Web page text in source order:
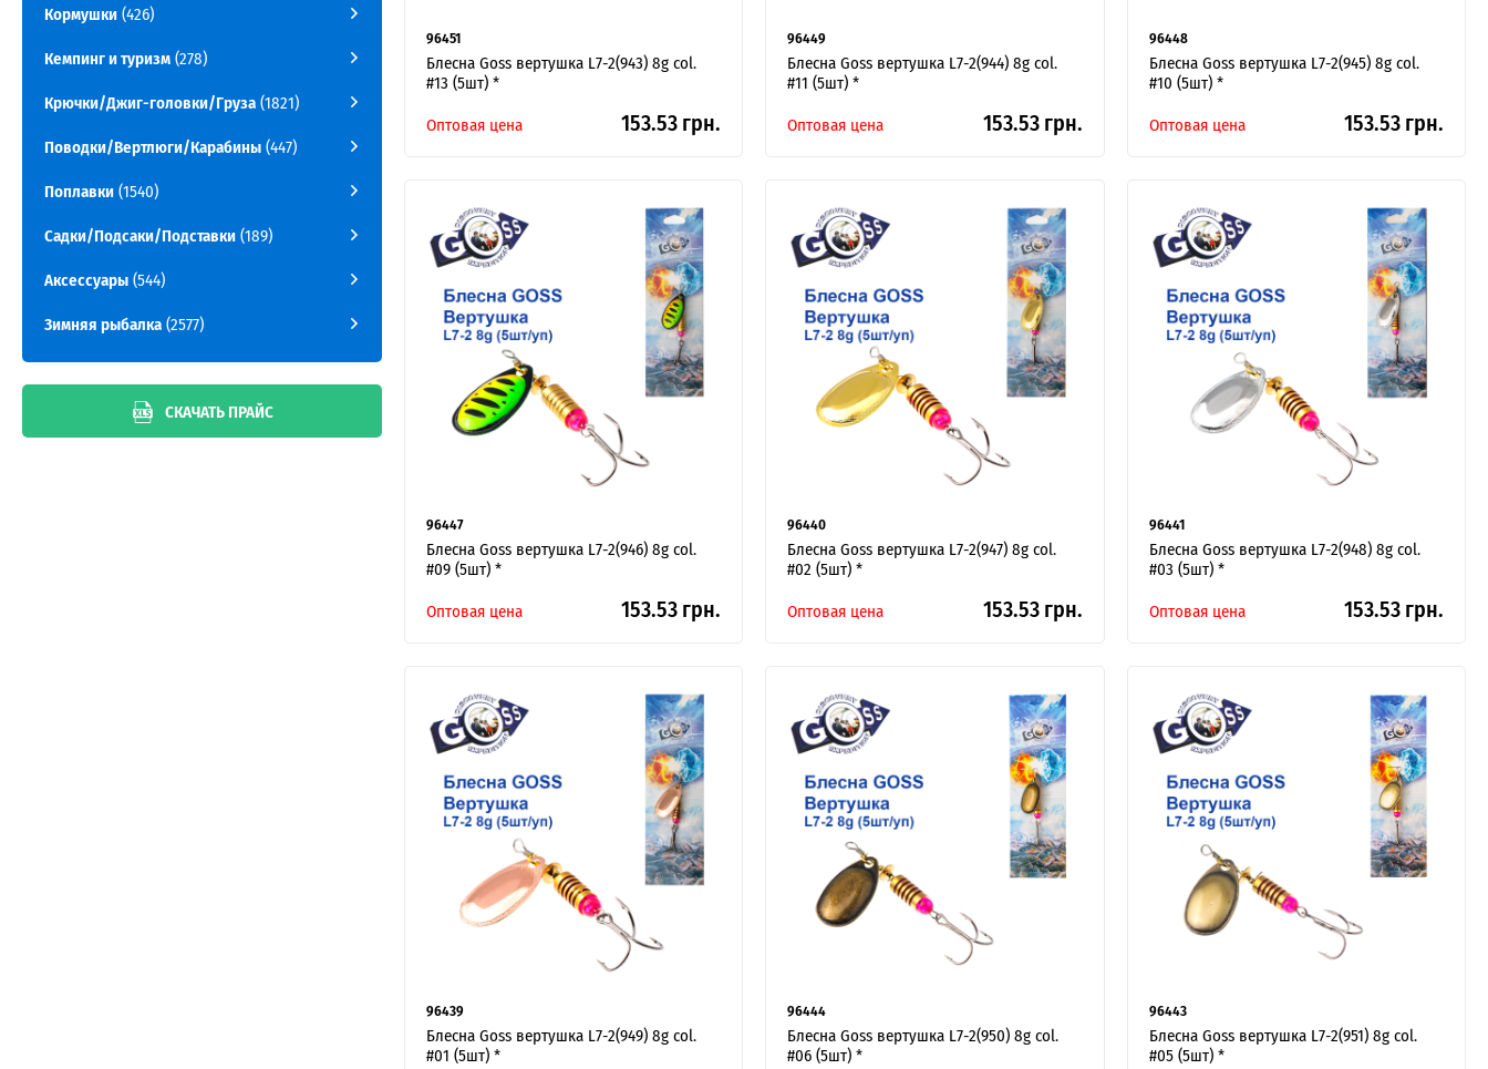
96451
Блесна Goss вертушка L7-2(943) 8g col.
#13 (5шт) *
Оптовая цена
153.53 грн.
96449
Блесна Goss вертушка L7-2(944) 8g col.
#11 (5шт) *
Оптовая цена
153.53 грн.
96448
Блесна Goss вертушка L7-2(945) 8g col.
#10 (5шт) *
Оптовая цена
153.53 грн.
96447
Блесна Goss вертушка L7-2(946) 8g col.
#09 (5шт) *
Оптовая цена
153.53 грн.
96440
Блесна Goss вертушка L7-2(947) 8g col.
#02 (5шт) *
Оптовая цена
153.53 грн.
96441
Блесна Goss вертушка L7-2(948) 8g col.
#03 (5шт) *
Оптовая цена
153.53 грн.
96439
Блесна Goss вертушка L7-2(949) 8g col.
#01 (5шт) *
96444
Блесна Goss вертушка L7-2(950) 8g col.
#06 (5шт) *
96443
Блесна Goss вертушка L7-2(951) 8g col.
#05 (5шт) *
Кормушки(426)
Кемпинг и туризм(278)
Крючки/Джиг-головки/Груза(1821)
Поводки/Вертлюги/Карабины(447)
Поплавки(1540)
Садки/Подсаки/Подставки(189)
Аксессуары(544)
Зимняя рыбалка(2577)
СКАЧАТЬ ПРАЙС
Розничные заказы не рассматриваются!